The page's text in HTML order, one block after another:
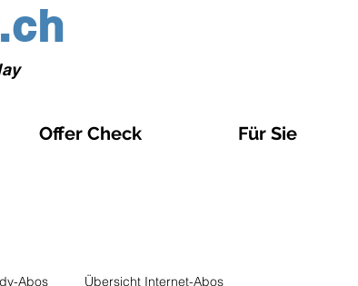
.ch
Offer Check Für Sie
Abos Übersicht Internet-Abos